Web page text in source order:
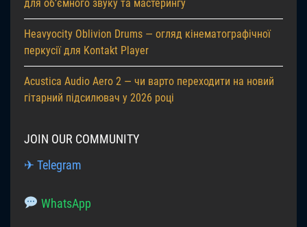
для об’ємного звуку та мастерингу
Heavyocity Oblivion Drums — огляд кінематографічної
перкусії для Kontakt Player
Acustica Audio Aero 2 — чи варто переходити на новий
гітарний підсилювач у 2026 році
JOIN OUR COMMUNITY
✈ Telegram
WhatsApp